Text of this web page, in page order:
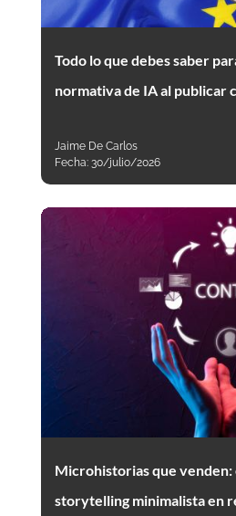
Todo lo que debes saber
normativa de IA al publicar
Jaime De Carlos
Fecha: 30/julio/2026
Microhistorias que venden:
storytelling minimalista en